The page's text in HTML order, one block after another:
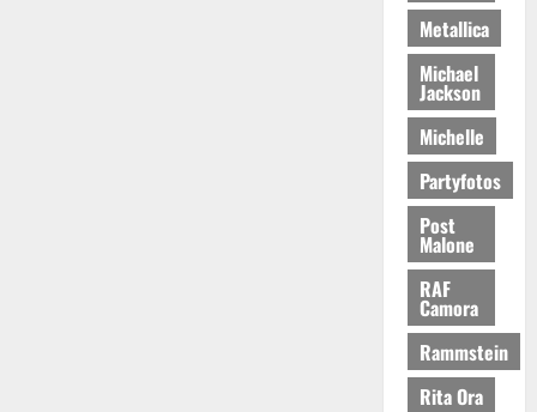
Metallica
Michael
Jackson
Michelle
Partyfotos
Post
Malone
RAF
Camora
Rammstein
Rita Ora